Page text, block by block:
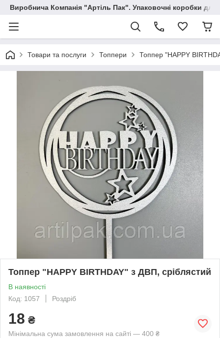
Виробнича Компанія "Артіль Пак". Упаковочні коробки для
Товари та послуги Топпери Топпер "HAPPY
Топпер "HAPPY BIRTHDAY" з ДВП, сріблястий
В наявності
Код: 1057
Роздріб
18 ₴
Мінімальна сума замовлення на сайті — 400 ₴